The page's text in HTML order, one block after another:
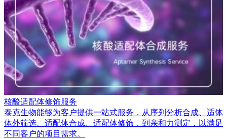
核酸适配体修饰服务
泰克生物能够为客户提供一站式服务，从序列分析合成、适体
体外筛选、适配体合成、适配体修饰，到亲和力测定，以满足
不同客户的项目需求。